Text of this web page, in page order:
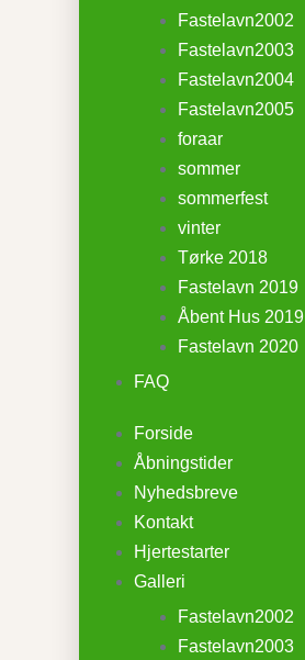
Fastelavn2002
Fastelavn2003
Fastelavn2004
Fastelavn2005
foraar
sommer
sommerfest
vinter
Tørke 2018
Fastelavn 2019
Åbent Hus 2019
Fastelavn 2020
FAQ
Forside
Åbningstider
Nyhedsbreve
Kontakt
Hjertestarter
Galleri
Fastelavn2002
Fastelavn2003